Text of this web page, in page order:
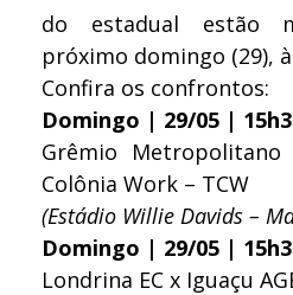
do estadual estão
próximo domingo (29),
Confira os confrontos:
Domingo | 29/05 |
Grêmio
Colônia Work – TCW
(Estádio Willie Davids –
Domingo | 29/05 |
Londrina EC x Iguaçu